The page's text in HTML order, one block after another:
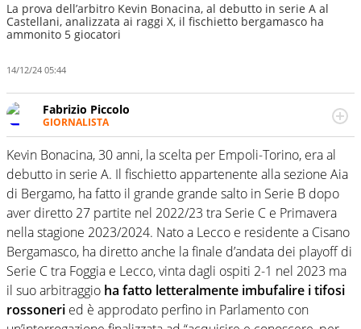
La prova dell’arbitro Kevin Bonacina, al debutto in serie A al
Castellani, analizzata ai raggi X, il fischietto bergamasco ha
ammonito 5 giocatori
14/12/24 05:44
Fabrizio Piccolo
GIORNALISTA
Nella sua carriera ha seguito numerose manifestazioni
sportive e collaborato con agenzie e testate. Esperienza,
competenza, conoscenza e memoria storica. Si occupa
prevalentemente di calcio
Kevin Bonacina, 30 anni, la scelta per Empoli-Torino, era al
debutto in serie A. Il fischietto appartenente alla sezione Aia
di Bergamo, ha fatto il grande grande salto in Serie B dopo
aver diretto 27 partite nel 2022/23 tra Serie C e Primavera
nella stagione 2023/2024. Nato a Lecco e residente a Cisano
Bergamasco, ha diretto anche la finale d’andata dei playoff di
Serie C tra Foggia e Lecco, vinta dagli ospiti 2-1 nel 2023 ma
il suo arbitraggio ha fatto letteralmente imbufalire i tifosi
rossoneri ed è approdato perfino in Parlamento con